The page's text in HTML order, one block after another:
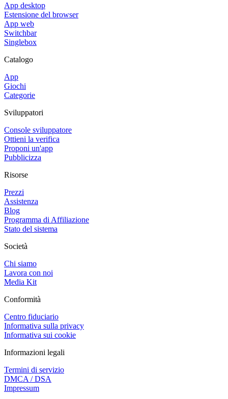
App desktop
Estensione del browser
App web
Switchbar
Singlebox
Catalogo
App
Giochi
Categorie
Sviluppatori
Console sviluppatore
Ottieni la verifica
Proponi un'app
Pubblicizza
Risorse
Prezzi
Assistenza
Blog
Programma di Affiliazione
Stato del sistema
Società
Chi siamo
Lavora con noi
Media Kit
Conformità
Centro fiduciario
Informativa sulla privacy
Informativa sui cookie
Informazioni legali
Termini di servizio
DMCA / DSA
Impressum